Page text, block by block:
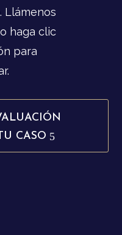
Llámenos
o haga clic
para
CASO